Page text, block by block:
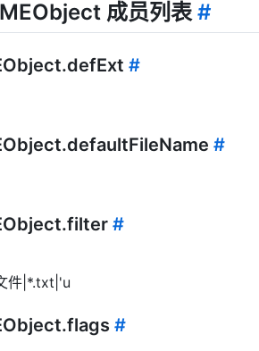
成员列表 #
#
#
#
件|*.txt|'u
#